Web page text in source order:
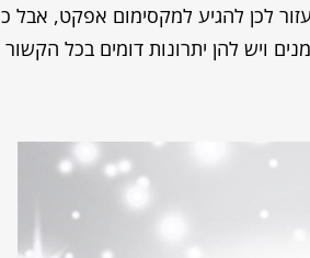
לכן להגיע למקסימום אפקט, אבל
ויש להן יתרונות דומים בכל